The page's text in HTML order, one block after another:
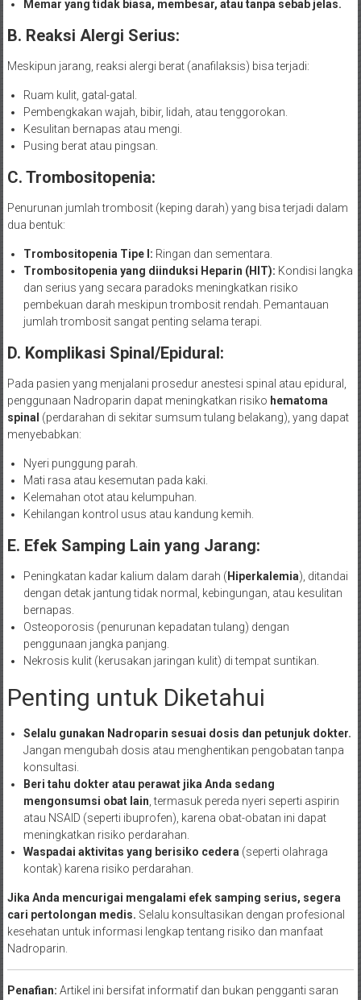
Memar yang tidak biasa, membesar, atau tanpa sebab jelas.
B. Reaksi Alergi Serius:
Meskipun jarang, reaksi alergi berat (anafilaksis) bisa terjadi:
Ruam kulit, gatal-gatal.
Pembengkakan wajah, bibir, lidah, atau tenggorokan.
Kesulitan bernapas atau mengi.
Pusing berat atau pingsan.
C. Trombositopenia:
Penurunan jumlah trombosit (keping darah) yang bisa terjadi dalam
dua bentuk:
Trombositopenia Tipe I: Ringan dan sementara.
Trombositopenia yang diinduksi Heparin (HIT): Kondisi langka
dan serius yang secara paradoks meningkatkan risiko
pembekuan darah meskipun trombosit rendah. Pemantauan
jumlah trombosit sangat penting selama terapi.
D. Komplikasi Spinal/Epidural:
Pada pasien yang menjalani prosedur anestesi spinal atau epidural,
penggunaan Nadroparin dapat meningkatkan risiko hematoma
spinal (perdarahan di sekitar sumsum tulang belakang), yang dapat
menyebabkan:
Nyeri punggung parah.
Mati rasa atau kesemutan pada kaki.
Kelemahan otot atau kelumpuhan.
Kehilangan kontrol usus atau kandung kemih.
E. Efek Samping Lain yang Jarang:
Peningkatan kadar kalium dalam darah ( Hiperkalemia), ditandai
dengan detak jantung tidak normal, kebingungan, atau kesulitan
bernapas.
Osteoporosis (penurunan kepadatan tulang) dengan
penggunaan jangka panjang.
Nekrosis kulit (kerusakan jaringan kulit) di tempat suntikan.
Penting untuk Diketahui
Selalu gunakan Nadroparin sesuai dosis dan petunjuk dokter.
Jangan mengubah dosis atau menghentikan pengobatan tanpa
konsultasi.
Beri tahu dokter atau perawat jika Anda sedang
mengonsumsi obat lain, termasuk pereda nyeri seperti aspirin
atau NSAID (seperti ibuprofen), karena obat-obatan ini dapat
meningkatkan risiko perdarahan.
Waspadai aktivitas yang berisiko cedera(seperti olahraga
kontak) karena risiko perdarahan.
Jika Anda mencurigai mengalami efek samping serius, segera
cari pertolongan medis. Selalu konsultasikan dengan profesional
kesehatan untuk informasi lengkap tentang risiko dan manfaat
Nadroparin.
Penafian: Artikel ini bersifat informatif dan bukan pengganti saran